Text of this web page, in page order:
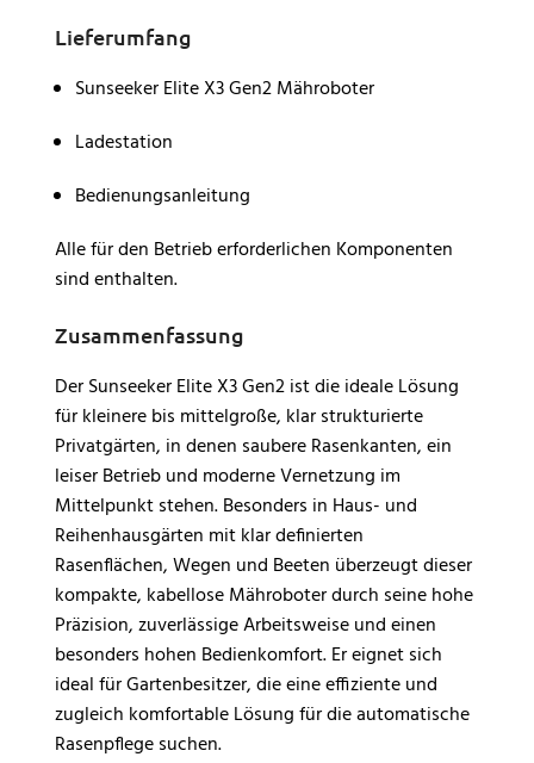
Lieferumfang
Sunseeker Elite X3 Gen2 Mähroboter
Ladestation
Bedienungsanleitung
Alle für den Betrieb erforderlichen Komponenten
sind enthalten.
Zusammenfassung
Der Sunseeker Elite X3 Gen2 ist die ideale Lösung
für kleinere bis mittelgroße, klar strukturierte
Privatgärten, in denen saubere Rasenkanten, ein
leiser Betrieb und moderne Vernetzung im
Mittelpunkt stehen. Besonders in Haus- und
Reihenhausgärten mit klar definierten
Rasenflächen, Wegen und Beeten überzeugt dieser
kompakte, kabellose Mähroboter durch seine hohe
Präzision, zuverlässige Arbeitsweise und einen
besonders hohen Bedienkomfort. Er eignet sich
ideal für Gartenbesitzer, die eine effiziente und
zugleich komfortable Lösung für die automatische
Rasenpflege suchen.